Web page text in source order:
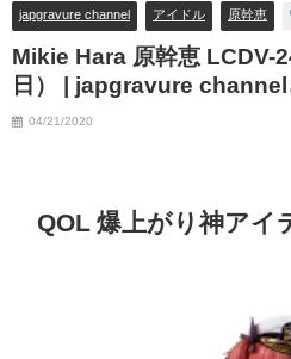
japgravure channel アイドル 原幹恵
Mikie Hara 原幹恵 LCDV-
日） | japgravure channel
04/21/2020
QOL 爆上がり神アイ